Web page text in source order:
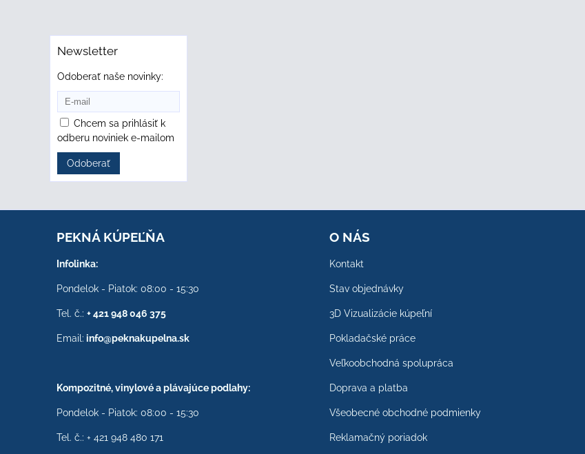
Newsletter
Odoberať naše novinky:
Chcem sa prihlásiť k
odberu noviniek e-mailom
Odoberať
PEKNÁ KÚPEĽŇA
Infolinka:
Pondelok - Piatok: 08:00 - 15:30
Tel. č.: + 421 948 046 375
Email: info@peknakupelna.sk
Kompozitné, vinylové a plávajúce podlahy:
Pondelok - Piatok: 08:00 - 15:30
Tel. č.: + 421 948 480 171
O NÁS
Kontakt
Stav objednávky
3D Vizualizácie kúpeľní
Pokladačské práce
Veľkoobchodná spolupráca
Doprava a platba
Všeobecné obchodné podmienky
Reklamačný poriadok